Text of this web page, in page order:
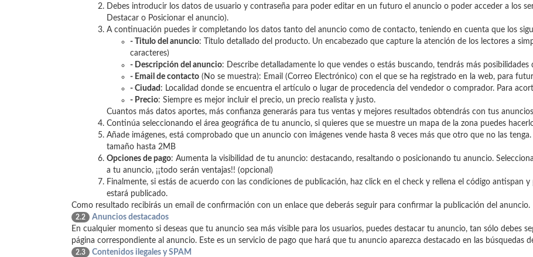
Debes introducir los datos de usuario y contraseña para poder editar en un futuro el anuncio o poder acceder a los
Destacar o Posicionar el anuncio).
A continuación puedes ir completando los datos tanto del anuncio como de contacto, teniendo en cuenta que los
- Titulo del anuncio: Titulo detallado del producto. Un encabezado que capture la atención de los lectores a
caracteres)
- Descripción del anuncio: Describe detalladamente lo que vendes o estás buscando, tendrás más
- Email de contacto (No se muestra): Email (Correo Electrónico) con el que se ha registrado en la web, para
- Ciudad : Localidad donde se encuentra el artículo o lugar de procedencia del vendedor o comprador. Para
- Precio: Siempre es mejor incluir el precio, un precio realista y justo.
Cuantos más datos aportes, más confianza generarás para tus ventas y mejores resultados obtendrás con tus
Continúa seleccionando el área geográfica de tu anuncio, si quieres que se muestre un mapa de la zona puedes
Añade imágenes, está comprobado que un anuncio con imágenes vende hasta 8 veces más que otro que no las
tamaño hasta 2MB
Opciones de pago: Aumenta la visibilidad de tu anuncio: destacando, resaltando o posicionando tu anuncio.
a tu anuncio, ¡¡todo serán ventajas!! (opcional)
Finalmente, si estás de acuerdo con las condiciones de publicación, haz click en el check y rellena el código antispan
estará publicado.
Como resultado recibirás un email de confirmación con un enlace que deberás seguir para confirmar la publicación del anuncio.
2.2
Anuncios destacados
En cualquier momento si deseas que tu anuncio sea más visible para los usuarios, puedes destacar tu anuncio, tan sólo debes
página correspondiente al anuncio. Este es un servicio de pago que hará que tu anuncio aparezca destacado en las búsquedas
2.3
Contenidos ilegales y SPAM